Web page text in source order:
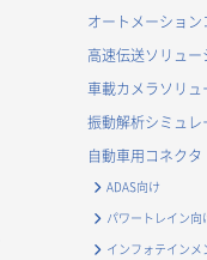
のため
進捗状況を管理するため
ンケートを実施するため
合せに対して対応するため
査及び分析のため
上関係する他社・団体・官公庁
、商談、打合せ等業務上必要
オートメーション
高速伝送ソリュー
車載カメラソリュ
振動解析シミュレ
自動車用コネクタ
ADAS向け
パワートレイン向
インフォテインメ